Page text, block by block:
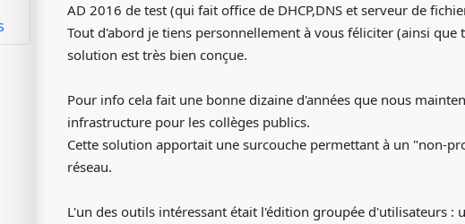
AD 2016 de test (qui fait office de DHCP,DNS et serveur de
Tout d'abord je tiens personnellement à vous féliciter (ainsi
solution est très bien conçue.
Pour info cela fait une bonne dizaine d'années que nous
infrastructure pour les collèges publics.
Cette solution apportait une surcouche permettant à un "non-
réseau.
L'un des outils intéressant était l'édition groupée d'utilisateurs